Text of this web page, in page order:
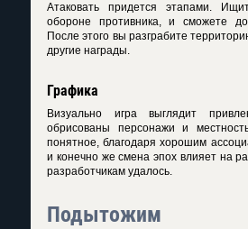
Атаковать придется этапами.
обороне противника, и сможете
После этого вы разграбите
другие награды.
Графика
Визуально игра выглядит
обрисованы персонажи и
понятное, благодаря хорошим
и конечно же смена эпох влияет на
разработчикам удалось.
Подытожим